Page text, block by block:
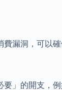
漏洞，可以確
」的開支，